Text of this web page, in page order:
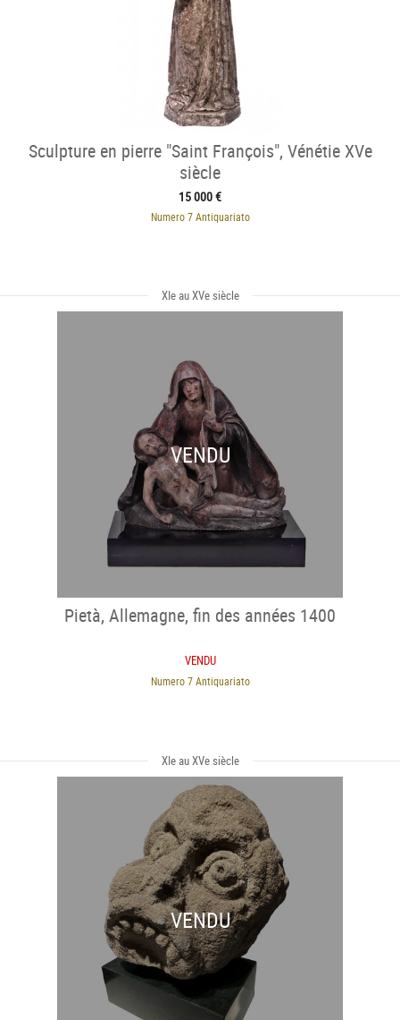
Sculpture en pierre "Saint François", Vénétie XVe
siècle
15 000 €
Numero 7 Antiquariato
XIe au XVe siècle
VENDU
Pietà, Allemagne, fin des années 1400
VENDU
Numero 7 Antiquariato
XIe au XVe siècle
VENDU